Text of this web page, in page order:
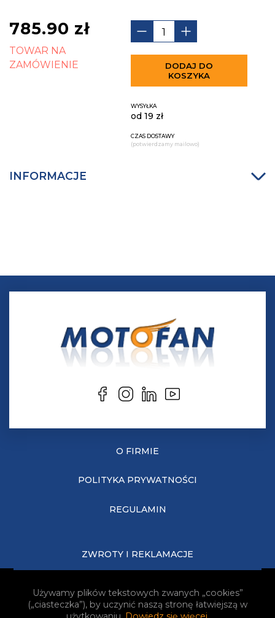
785.90 zł
TOWAR NA
ZAMÓWIENIE
DODAJ DO
KOSZYKA
WYSYŁKA
od 19 zł
CZAS DOSTAWY
(potwierdzamy mailowo)
INFORMACJE
O FIRMIE
POLITYKA PRYWATNOŚCI
REGULAMIN
ZWROTY I REKLAMACJE
JAK KUPOWAĆ?
Używamy plików tekstowych zwanych „cookies”
(„ciasteczka”), by uczynić naszą stronę łatwiejszą w